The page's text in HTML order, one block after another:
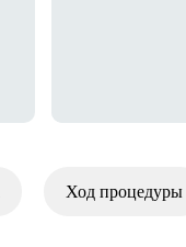
Ход процедуры